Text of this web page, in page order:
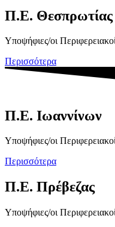
Π.Ε. Θεσπρωτίας
Υποψήφιες/οι
Περισσότερα
Π.Ε. Ιωαννίνων
Υποψήφιες/οι
Περισσότερα
Π.Ε. Πρέβεζας
Υποψήφιες/οι